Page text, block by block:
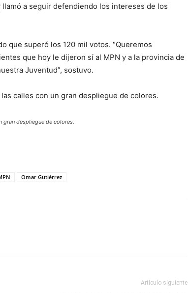
llamó a seguir defendiendo los intereses de los
que superó los 120 mil votos. “Queremos
que hoy le dijeron sí al MPN y a la provincia de
Juventud”, sostuvo.
calles con un gran despliegue de colores.
gran despliegue de colores.
Omar Gutiérrez
Artículo siguiente